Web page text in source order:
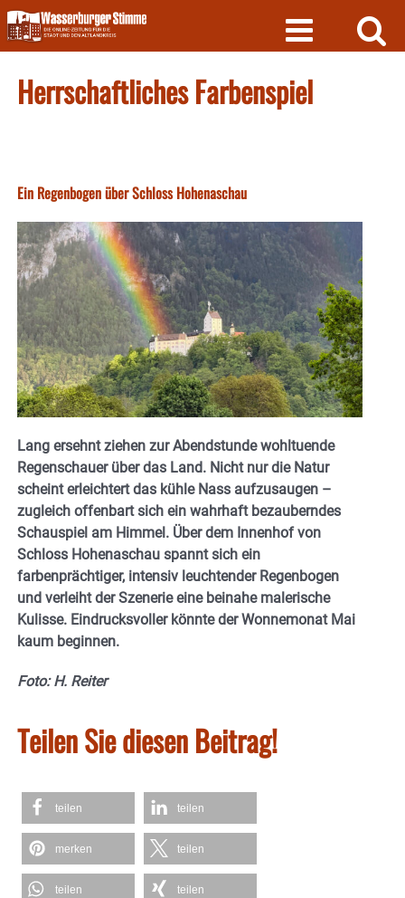
Skip
to
content
Herrschaftliches Farbenspiel
Ein Regenbogen über Schloss Hohenaschau
Lang ersehnt ziehen zur Abendstunde wohltuende
Regenschauer über das Land. Nicht nur die Natur
scheint erleichtert das kühle Nass aufzusaugen –
zugleich offenbart sich ein wahrhaft bezauberndes
Schauspiel am Himmel. Über dem Innenhof von
Schloss Hohenaschau spannt sich ein
farbenprächtiger, intensiv leuchtender Regenbogen
und verleiht der Szenerie eine beinahe malerische
Kulisse. Eindrucksvoller könnte der Wonnemonat Mai
kaum beginnen.
Foto: H. Reiter
Teilen Sie diesen Beitrag!
teilen teilen
merken teilen
teilen teilen